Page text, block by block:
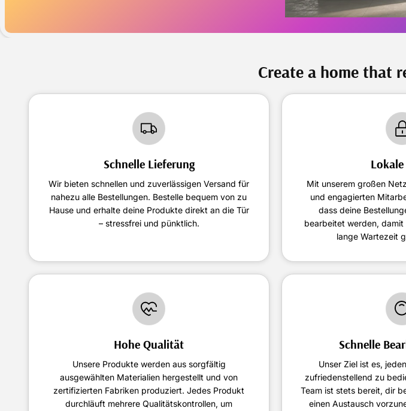
Create a home that
Schnelle Lieferung
Wir bieten schnellen und zuverlässigen Versand für
nahezu alle Bestellungen. Bestelle bequem von zu
Hause und erhalte deine Produkte direkt an die Tür
– stressfrei und pünktlich.
Mit unserem großen
und engagierten
dass deine
bearbeitet werden,
lange Wartezeit
Hohe Qualität
Unsere Produkte werden aus sorgfältig
ausgewählten Materialien hergestellt und von
zertifizierten Fabriken produziert. Jedes Produkt
durchläuft mehrere Qualitätskontrollen, um
Schnelle
Unser Ziel ist es,
zufriedenstellend zu
Team ist stets bereit, dir
einen Austausch